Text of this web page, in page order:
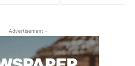
- Advertisement -